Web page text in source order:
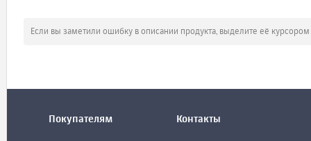
Если вы заметили ошибку в описании продукта, выделите её
Покупателям Контакты